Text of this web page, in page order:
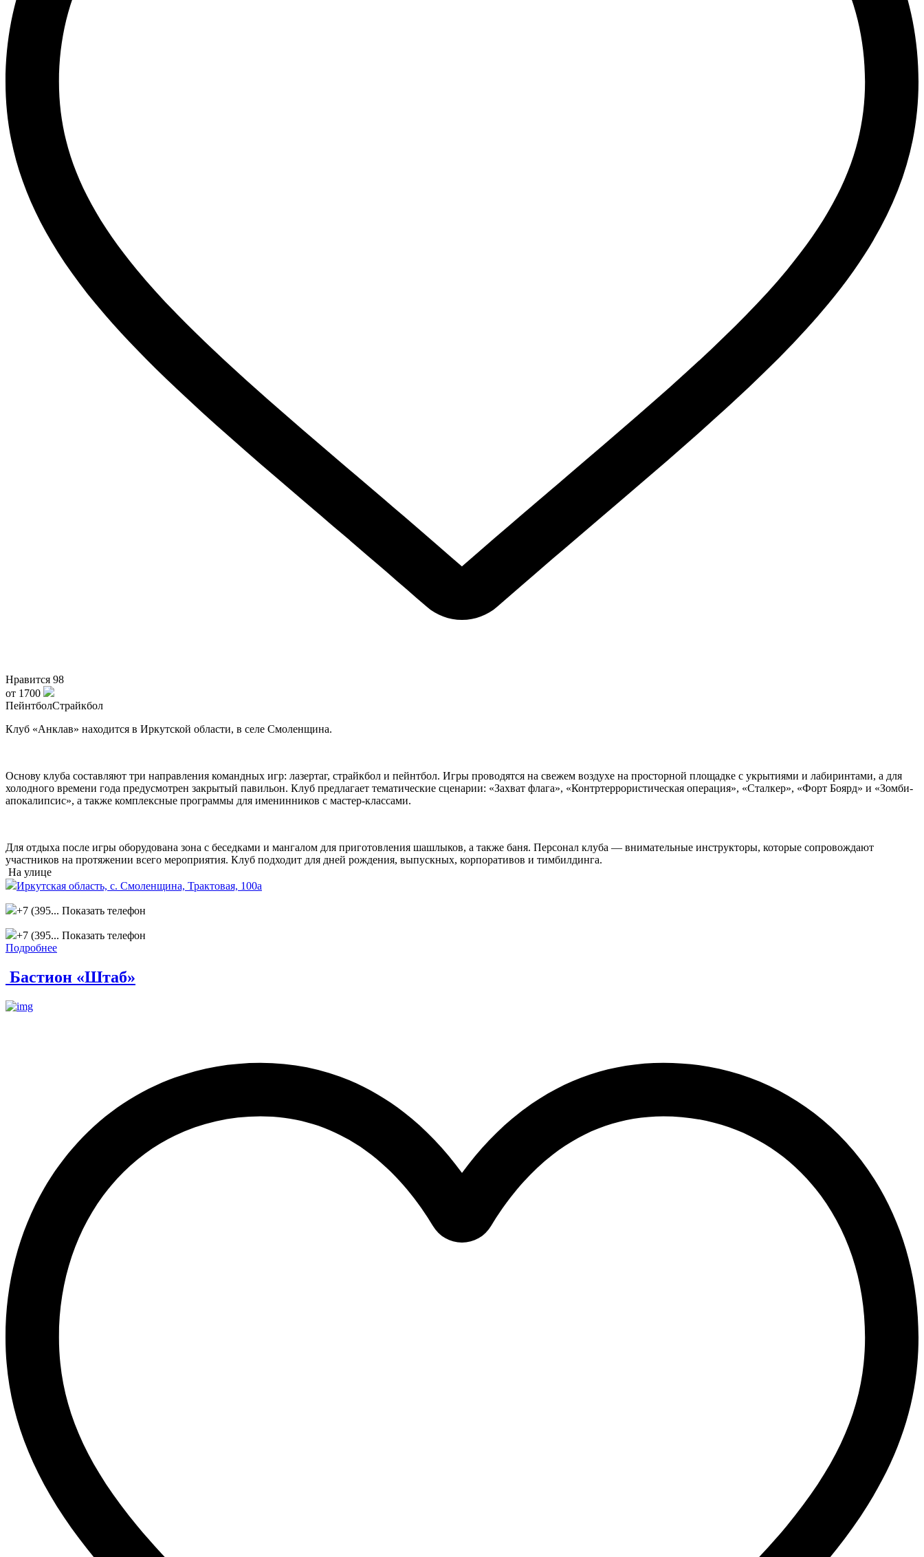
Нравится 98
от 1700
ПейнтболСтрайкбол
Клуб «Анклав» находится в Иркутской области, в селе Смоленщина.
Основу клуба составляют три направления командных игр: лазертаг, страйкбол и пейнтбол. Игры проводятся на свежем воздухе на просторной площадке с укрытиями и лабиринтами, а для
холодного времени года предусмотрен закрытый павильон. Клуб предлагает тематические сценарии: «Захват флага», «Контртеррористическая операция», «Сталкер», «Форт Боярд» и «Зомби-
апокалипсис», а также комплексные программы для именинников с мастер-классами.
Для отдыха после игры оборудована зона с беседками и мангалом для приготовления шашлыков, а также баня. Персонал клуба — внимательные инструкторы, которые сопровождают
участников на протяжении всего мероприятия. Клуб подходит для дней рождения, выпускных, корпоративов и тимбилдинга.
На улице
Иркутская область, с. Смоленщина, Трактовая, 100а
+7 (395... Показать телефон
+7 (395... Показать телефон
Подробнее
Бастион «Штаб»